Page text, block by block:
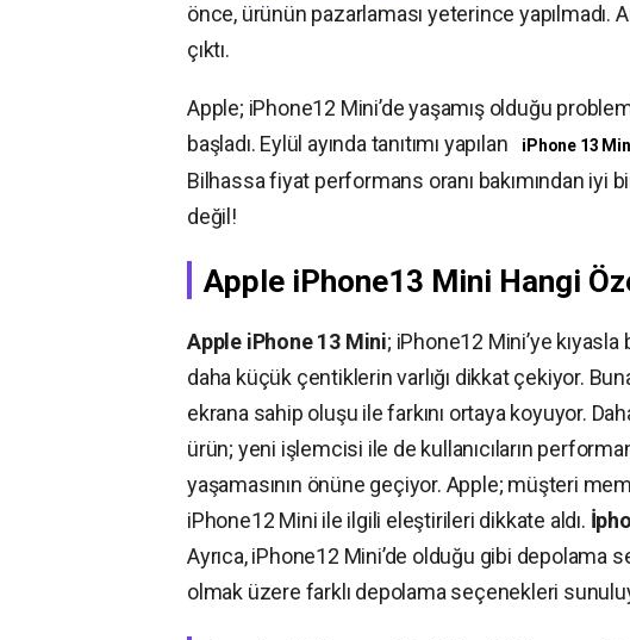
önce, ürünün pazarlaması yeterince yapılmadı.
çıktı.
Apple; iPhone12 Mini’de yaşamış olduğu
başladı. Eylül ayında tanıtımı yapılan
iPhone 13
Bilhassa fiyat performans oranı bakımından iyi
değil!
Apple iPhone13 Mini Hangi
Apple iPhone 13 Mini; iPhone12 Mini’ye
daha küçük çentiklerin varlığı dikkat çekiyor.
ekrana sahip oluşu ile farkını ortaya koyuyor.
ürün; yeni işlemcisi ile de kullanıcıların
yaşamasının önüne geçiyor. Apple; müşteri
iPhone12 Mini ile ilgili eleştirileri dikkate aldı.
Ayrıca, iPhone12 Mini’de olduğu gibi depolama
olmak üzere farklı depolama seçenekleri